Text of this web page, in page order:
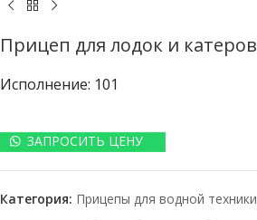
Прицеп для лодок и катеров
Исполнение: 101
ЗАПРОСИТЬ ЦЕНУ
Категория: Прицепы для водной техники